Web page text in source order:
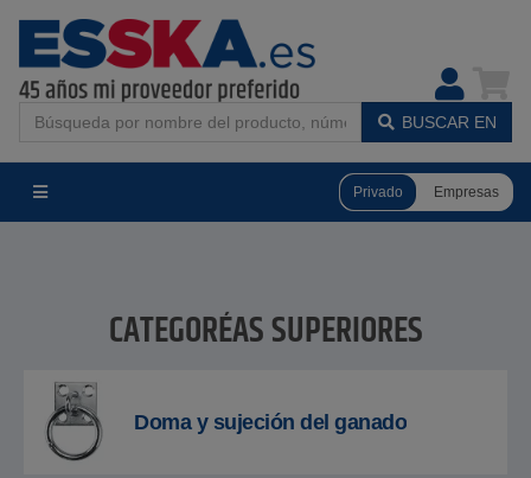
BUSCAR EN
Privado Empresas
CATEGORÍAS SUPERIORES
Doma y sujeción del ganado